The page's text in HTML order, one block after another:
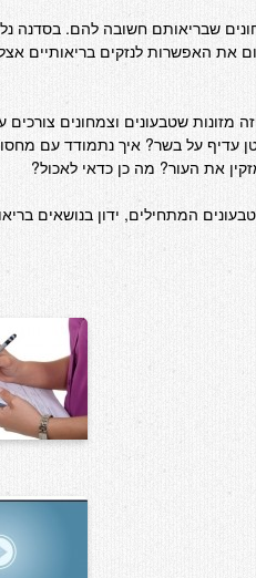
שבריאותם חשובה להם. בסדנה
את האפשרות לנזקים בריאותיים
מזונות שטבעונים וצמחונים צורכים
עדיף על בשר? איך נתמודד עם
את העור? מה כן כדאי לאכול?
המתחילים, ידון בנושאים